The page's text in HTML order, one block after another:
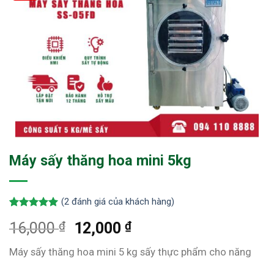
Máy sấy thăng hoa mini 5kg
dựa trên
đánh giá
(2đánh giá của khách hàng)
16,000₫ 12,000 ₫
Máy sấy thăng hoa mini 5 kg sấy thực phẩm cho năng